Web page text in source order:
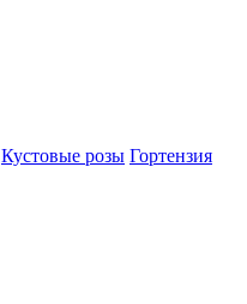
Кустовые розы Гортензия